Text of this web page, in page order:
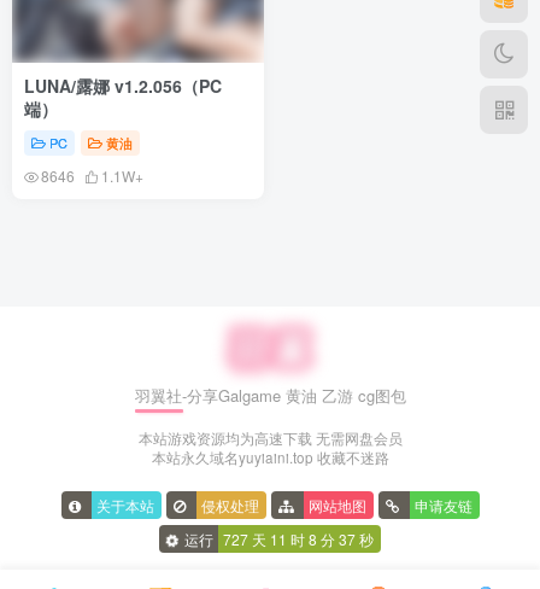
LUNA/露娜 v1.2.056（PC
端）
PC 黄油
8646 1.1W+
羽翼社-分享Galgame 黄油 乙游 cg图包
本站游戏资源均为高速下载 无需网盘会员
本站永久域名yuyiaini.top 收藏不迷路
关于本站 侵权处理 网站地图
申请友链
运行 727 天 11 时8 分38 秒